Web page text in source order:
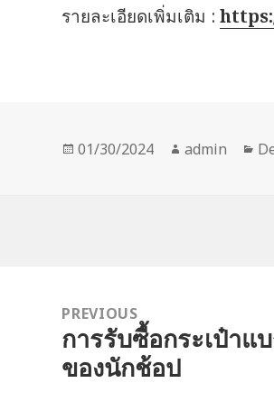
รายละเอียดเพิ่มเติม :
Posted
01/30/2024 Author
admin
navigationPREVIOUS
Previous
post:
การรับซื้อกระเป๋าแ
ของนักช้อป